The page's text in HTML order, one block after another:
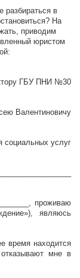
в
На
приводим
юристом
ГБУ ПНИ №30
Валентиновичу
услуг
проживаю
являюсь
время находится
мне в